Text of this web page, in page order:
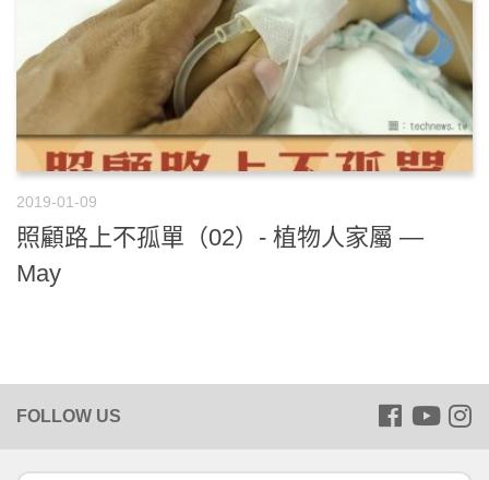
2019-01-09
照顧路上不孤單（02）- 植物人家屬 —
May